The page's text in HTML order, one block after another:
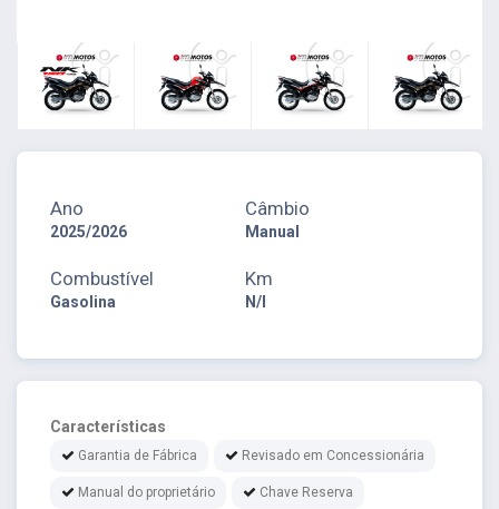
Ano
2025/2026
Câmbio
Manual
Combustível
Gasolina
Km
N/I
Características
Garantia de Fábrica Revisado em Concessionária
Manual do proprietário Chave Reserva